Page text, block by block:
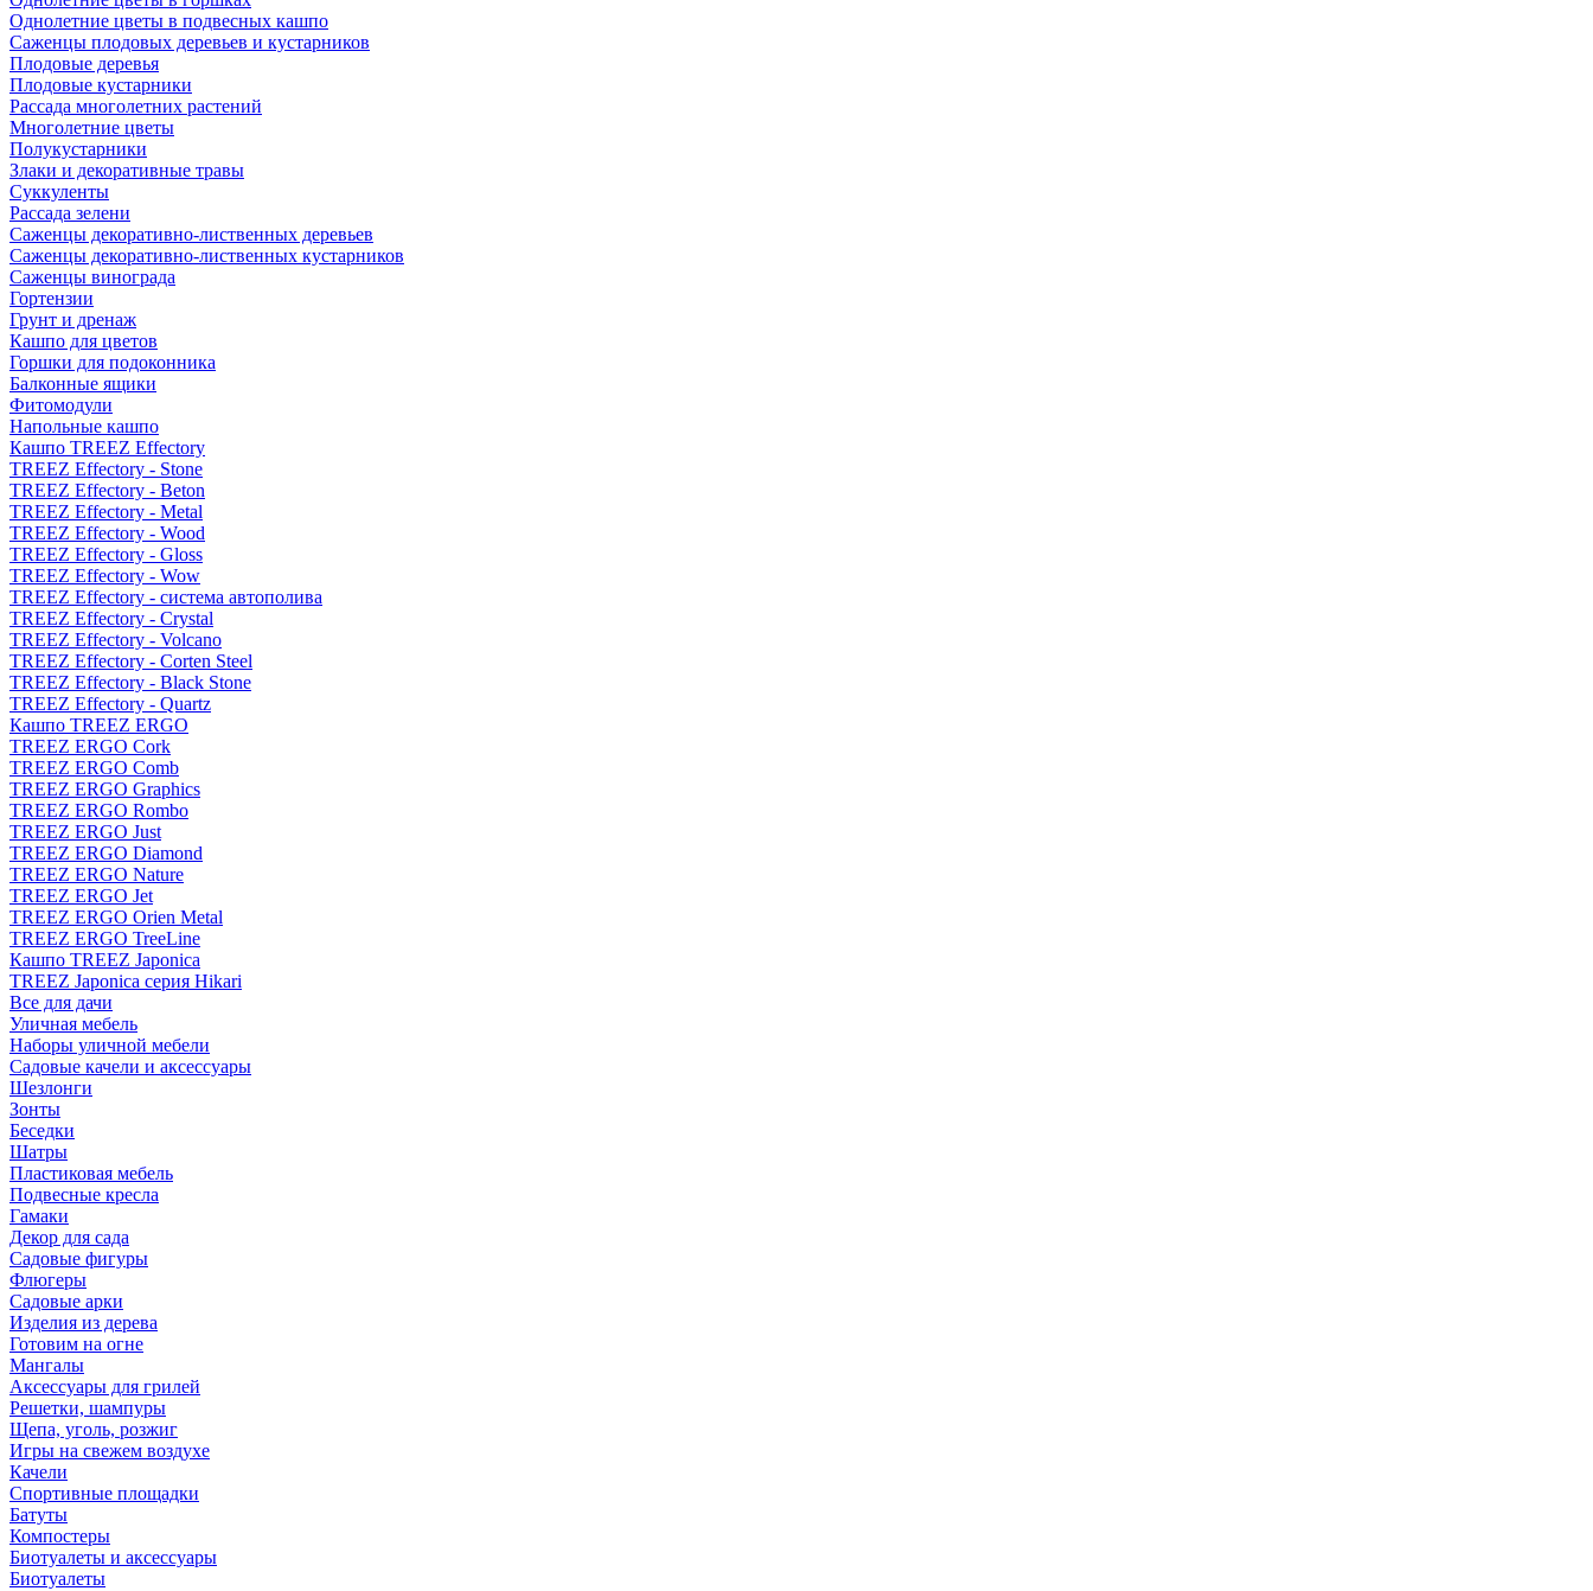
Однолетние цветы в подвесных кашпо
Саженцы плодовых деревьев и кустарников
Плодовые деревья
Плодовые кустарники
Рассада многолетних растений
Многолетние цветы
Полукустарники
Злаки и декоративные травы
Суккуленты
Рассада зелени
Саженцы декоративно-лиственных деревьев
Саженцы декоративно-лиственных кустарников
Саженцы винограда
Гортензии
Грунт и дренаж
Кашпо для цветов
Горшки для подоконника
Балконные ящики
Фитомодули
Напольные кашпо
Кашпо TREEZ Effectory
TREEZ Effectory - Stone
TREEZ Effectory - Beton
TREEZ Effectory - Metal
TREEZ Effectory - Wood
TREEZ Effectory - Gloss
TREEZ Effectory - Wow
TREEZ Effectory - система автополива
TREEZ Effectory - Crystal
TREEZ Effectory - Volcano
TREEZ Effectory - Corten Steel
TREEZ Effectory - Black Stone
TREEZ Effectory - Quartz
Кашпо TREEZ ERGO
TREEZ ERGO Cork
TREEZ ERGO Comb
TREEZ ERGO Graphics
TREEZ ERGO Rombo
TREEZ ERGO Just
TREEZ ERGO Diamond
TREEZ ERGO Nature
TREEZ ERGO Jet
TREEZ ERGO Orien Metal
TREEZ ERGO TreeLine
Кашпо TREEZ Japonica
TREEZ Japonica серия Hikari
Все для дачи
Уличная мебель
Наборы уличной мебели
Садовые качели и аксессуары
Шезлонги
Зонты
Беседки
Шатры
Пластиковая мебель
Подвесные кресла
Гамаки
Декор для сада
Садовые фигуры
Флюгеры
Садовые арки
Изделия из дерева
Готовим на огне
Мангалы
Аксессуары для грилей
Решетки, шампуры
Щепа, уголь, розжиг
Игры на свежем воздухе
Качели
Спортивные площадки
Батуты
Компостеры
Биотуалеты и аксессуары
Биотуалеты